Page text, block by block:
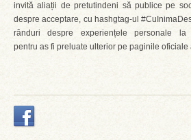
invită aliații de pretutindeni să publice pe
despre acceptare, cu hashgtag-ul
rânduri despre experiențele personale la
pentru as fi preluate ulterior pe paginile oficiale